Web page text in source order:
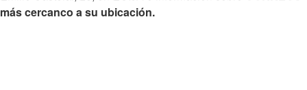
más cercanco a su ubicación.